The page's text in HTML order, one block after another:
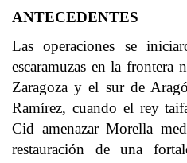
ANTECEDENTES
Las operaciones se
escaramuzas en la frontera
Zaragoza y el sur de
Ramírez, cuando el rey
Cid amenazar Morella
restauración de una